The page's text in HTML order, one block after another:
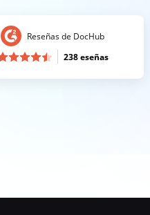
Reseñas de DocHub
238 eseñas